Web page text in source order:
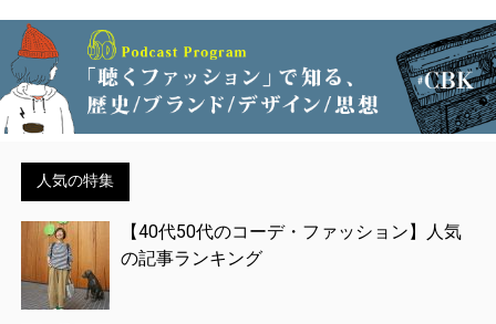
人気の特集
【40代50代のコーデ・ファッション】人気
の記事ランキング